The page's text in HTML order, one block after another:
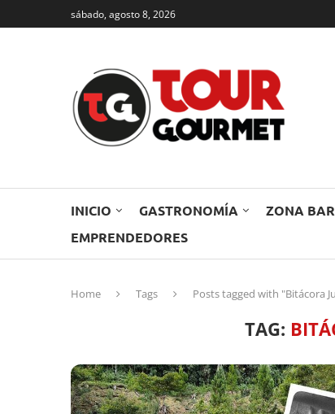
sábado, agosto 8, 2026
INICIO GASTRONOMÍA ZONA BAR
EMPRENDEDORES
Home Tags Posts tagged with "Bitácora
TAG: